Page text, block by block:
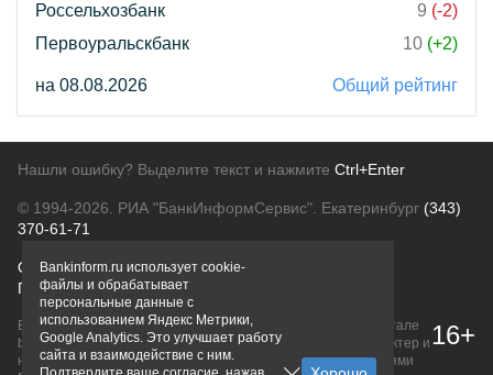
Россельхозбанк
9 (-2)
Первоуральскбанк
10 (+2)
на 08.08.2026 Общий рейтинг
Нашли ошибку? Выделите текст и нажмите Ctrl+Enter
© 1994-2026. РИА "БанкИнформСервис". Екатеринбург (343)
370-61-71
О проектеПолитика конфиденциальности
Правовая информацияДля рекламодателей
Вся информация о продуктах банков, размещенная на портале
bankinform.ru, носит исключительно ознакомительный характер и
не является публичной офертой, определяемой положениями
16+
Bankinform.ru использует cookie-
файлы и обрабатывает
персональные данные с
использованием Яндекс Метрики,
Google Analytics. Это улучшает работу
сайта и взаимодействие с ним.